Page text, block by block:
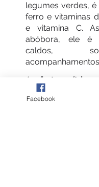
legumes verdes,
ferro e vitaminas
e vitamina C.
abóbora, ele é
caldos,
As
frutas cítricas
valor
fibras,
Facebook